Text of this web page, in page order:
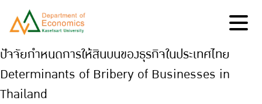
ปัจจัยกำหนดการให้สินบนของธุรกิจในประเทศไทย
Determinants of Bribery of Businesses in
Thailand